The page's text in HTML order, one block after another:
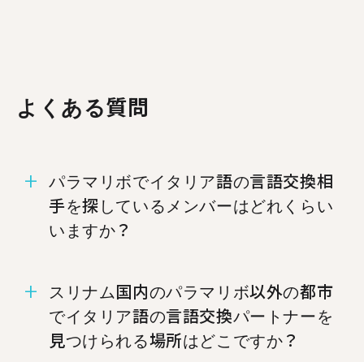
よくある質問
パラマリボでイタリア語の言語交換相
手を探しているメンバーはどれくらい
いますか？
るメンバーが5人います。
スリナム国内のパラマリボ以外の都市
でイタリア語の言語交換パートナーを
見つけられる場所はどこですか？